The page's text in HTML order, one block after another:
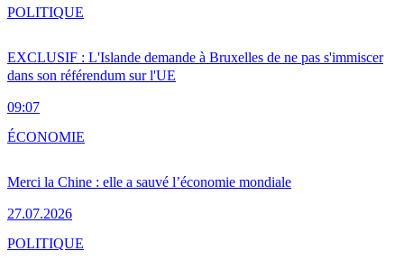
EXCLUSIF : L'Islande demande à Bruxelles de ne pas s'immiscer
dans son référendum sur l'UE
09:07
POLITIQUE
Merci la Chine : elle a sauvé l’économie mondiale
27.07.2026
ÉCONOMIE
POLITIQUE